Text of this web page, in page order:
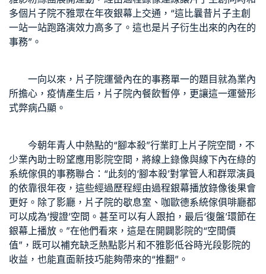
多個片子院不雅眾在年夜銀幕上交通，“這比曩昔片子主創
一站一站跑路演效力高多了。這也是片子衍生出來的內在的
事務”。
一向以來，片子院運營內在的事務單一的題目就為業內
所擔心，疫情產生后，片子院內餐飲暫停，更讓這一運營形
式弊病凸顯。
今朝年青人中熱點的“腳本殺”行業盯上片子院空間，不
少業內助士盼望應用影院空間，將線上錄像與線下內在綠的
系統傢俱的事務聯合：“此刻的‘腳本殺’對掌管人和群眾演員
的依靠很年夜，這些經過歷程經由過程銀幕播放錄像後果會
更好。除了影廳，片子院的歇息室、咖歐德系統傢俱啡廳都
可以成為‘搜證’空間。甚至可以有人跟拍，最后‘復盤’環節在
銀幕上播放。”在他們看來，這是在開闢影院的“空間價
值”，既可以補充缺乏熱點影片和不雅影低谷時光段影院的
收益，也能直面新技巧能夠帶來的“推翻”。